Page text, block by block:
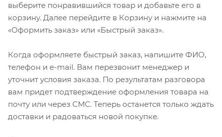
выберите понравившийся товар и добавьте его в
корзину. Далее перейдите в Корзину и нажмите на
«Оформить заказ» или «Быстрый заказ».
Когда оформляете быстрый заказ, напишите ФИО,
телефон и e-mail. Вам перезвонит менеджер и
уточнит условия заказа. По результатам разговора
вам придет подтверждение оформления товара на
почту или через СМС. Теперь останется только ждать
доставки и радоваться новой покупке.